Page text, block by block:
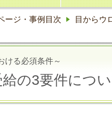
ージ・事例目次 目からウ
ける必須条件～
の3要件につ